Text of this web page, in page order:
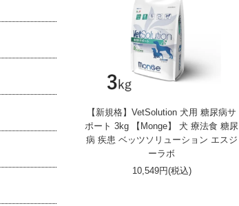
【新規格】VetSolution 犬用 糖尿病サ
ポート 3kg 【Monge】 犬 療法食 糖尿
病 疾患 ベッツソリューション エスジ
ーラボ
10,549円(税込)